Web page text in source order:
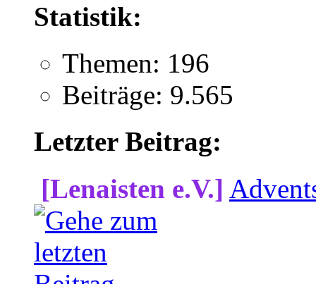
Statistik:
Themen: 196
Beiträge: 9.565
Letzter Beitrag:
[Lenaisten e.V.]